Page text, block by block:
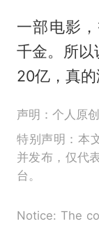
一部电影
千金。所以
20亿，真的
声明：个人原
特别声明：本
并发布，仅代
台。
Notice: The